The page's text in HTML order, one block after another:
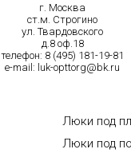
г. Москва
ст.м. Строгино
ул. Твардовского
д.8 оф.18
телефон: 8 (495) 181-19-81
e-mail: luk-opttorg@bk.ru
Люки под
Люки под